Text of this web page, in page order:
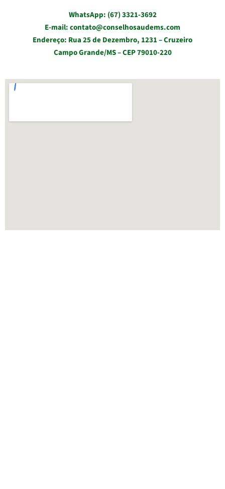
WhatsApp: (67) 3321-3692
E-mail: contato@conselhosaudems.com
Endereço: Rua 25 de Dezembro, 1231 – Cruzeiro
Campo Grande/MS – CEP 79010-220